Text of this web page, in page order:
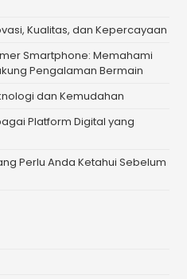
Kualitas, dan Kepercayaan
Smartphone: Memahami
Pengalaman Bermain
dan Kemudahan
Platform Digital yang
Perlu Anda Ketahui Sebelum